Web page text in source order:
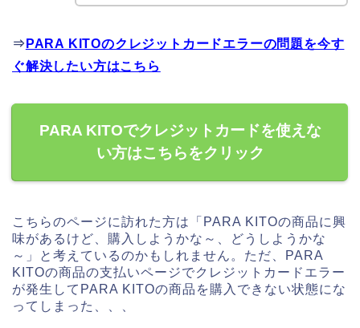
⇒ PARA KITOのクレジットカードエラーの問題を今す
ぐ解決したい方はこちら
PARA KITOでクレジットカードを使えな
い方はこちらをクリック
こちらのページに訪れた方は「PARA KITOの商品に興
味があるけど、購入しようかな～、どうしようかな
～」と考えているのかもしれません。ただ、PARA
KITOの商品の支払いページでクレジットカードエラー
が発生してPARA KITOの商品を購入できない状態にな
ってしまった、、、